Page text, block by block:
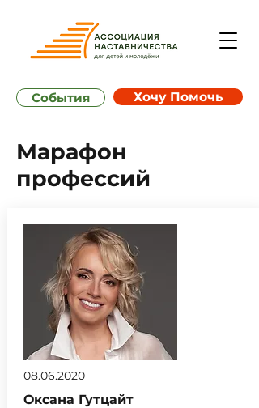
Хочу Помочь
События
Марафон
профессий
08.06.2020
Оксана Гутцайт